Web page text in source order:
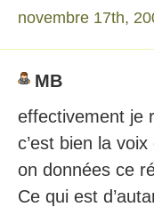
novembre 17th,
MB
effectivement je
c’est bien la
on données ce
Ce qui est